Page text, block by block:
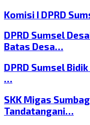
Komisi I DPRD
DPRD Sumsel
Batas Desa…
DPRD Sumsel
…
SKK Migas
Tandatangani…